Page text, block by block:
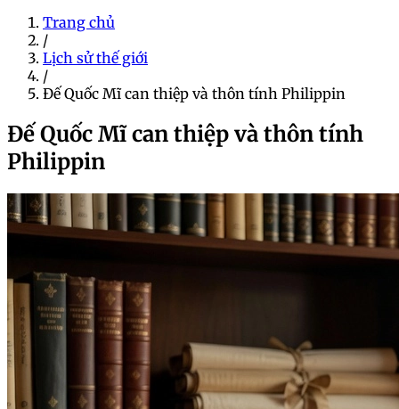
Trang chủ
/
Lịch sử thế giới
/
Đế Quốc Mĩ can thiệp và thôn tính Philippin
Đế Quốc Mĩ can thiệp và thôn tính
Philippin